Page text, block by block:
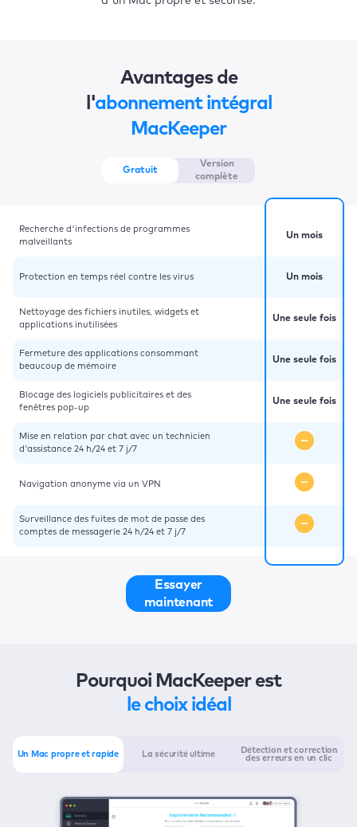
Avantages de
l'abonnement intégral
MacKeeper
Gratuit
Version
complète
Recherche d'infections de programmes
malveillants
Protection en temps réel contre les virus
Nettoyage des fichiers inutiles, widgets et
applications inutilisées
Fermeture des applications consommant
beaucoup de mémoire
Blocage des logiciels publicitaires et des
fenêtres pop-up
Mise en relation par chat avec un technicien
d'assistance 24 h/24 et 7 j/7
Navigation anonyme via un VPN
Surveillance des fuites de mot de passe des
comptes de messagerie 24 h/24 et 7 j/7
Un mois
Un mois
Une seule fois
Une seule fois
Une seule fois
Essayer
maintenant
Pourquoi MacKeeper est
le choix idéal
Un Mac propre et rapide La sécurité ultime
Détection et correction
des erreurs en un clic